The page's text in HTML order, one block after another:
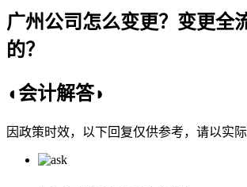
广州公司怎么变更？变更全
的？
◖会计解答◗
因政策时效，以下回复仅供参考，请以实